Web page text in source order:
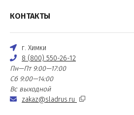
КОНТАКТЫ
г. Химки
8 (800) 550-26-12
Пн—Пт 9:00—17:00
Сб 9:00—14:00
Вс выходной
zakaz@sladrus.ru